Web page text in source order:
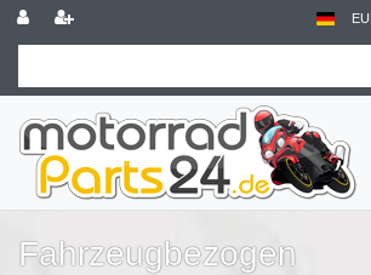
Fahrzeugbezogen